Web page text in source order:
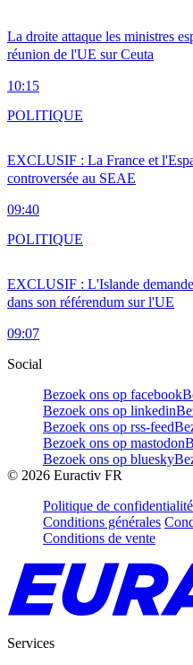
La droite attaque les ministres
réunion de l'UE sur Ceuta
10:15
EXCLUSIF : La France et
controversée au SEAE
09:40
POLITIQUE
EXCLUSIF : L'Islande
dans son référendum sur l'UE
09:07
POLITIQUE
Social
Bezoek ons op facebook
Bezoek ons op linkedin
Bezoek ons op rss-feed
Bezoek ons op mastodon
Bezoek ons op bluesky
© 2026 Euractiv FR
Politique de confidentialité
Conditions générales
Conditions de vente
Services